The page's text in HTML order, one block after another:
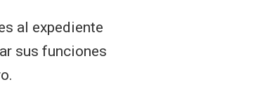
al expediente
sus funciones